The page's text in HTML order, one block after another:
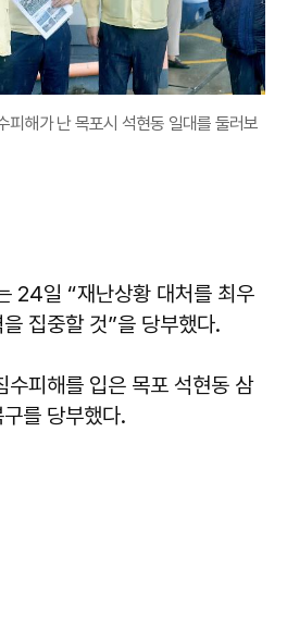
피해가 난 목포시 석현동 일대를 둘러보
24일 “재난상황 대처를 최우
집중할 것”을 당부했다.
수피해를 입은 목포 석현동 삼
를 당부했다.